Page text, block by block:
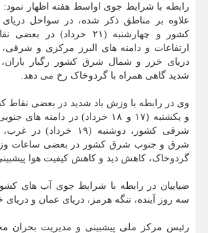
علاوه بر مناطق ذکر شده، در سواحل
کشور و چهارشنبه (۲۱
ارتفاعات و دامنه های البرز مرکزی و
دریای خزر و شمال شرق کشور رگبار
شدید گاهی همراه با گردوخاک رخ می دهد.
وی در رابطه با وزش باد شدید در بعضی نقاط
و یکشنبه (۱۷ و ۱۸ خرداد) در دامنه
شرقی کشور، دوشنبه (۱۹
شرق و جنوب شرق کشور در بعضی ساعات
گردوخاک، کاهش دید و کاهش کیفیت هوا
ضیاییان در رابطه با شرایط جوی آب های
سه روز آینده، تنگه هرمز، دریای عمان و دریای
رئیس مرکز ملی پیشبینی و مدیریت بحران